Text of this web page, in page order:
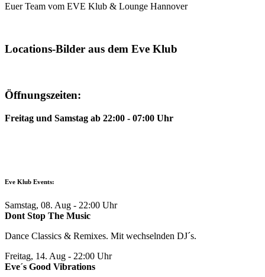
Euer Team vom EVE Klub & Lounge Hannover
Locations-Bilder aus dem Eve Klub
Öffnungszeiten:
Freitag und Samstag ab 22:00 - 07:00 Uhr
Eve Klub Events:
Samstag, 08. Aug - 22:00 Uhr
Dont Stop The Music
Dance Classics & Remixes. Mit wechselnden DJ´s.
Freitag, 14. Aug - 22:00 Uhr
Eve´s Good Vibrations